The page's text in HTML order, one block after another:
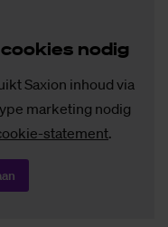
no­dig
Saxion inhoud via
marketing nodig
statement.